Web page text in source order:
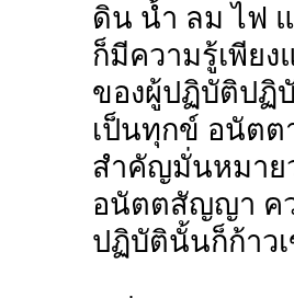
ดิน น้ำ ลม ไฟ
ก็มีความรู้เพีย
ของผู้ปฏิบัติปฏิ
เป็นทุกข์ อนัต
สำคัญมั่นหมาย
อนัตตสัญญา ค
ปฏิบัตินั้นก็ก้าว